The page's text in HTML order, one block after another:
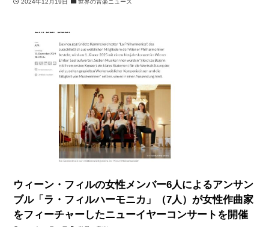
ウィーン・フィルの女性メンバー6人によるアンサン
ブル「ラ・フィルハーモニカ」（7人）が女性作曲家
をフィーチャーしたニューイヤーコンサートを開催